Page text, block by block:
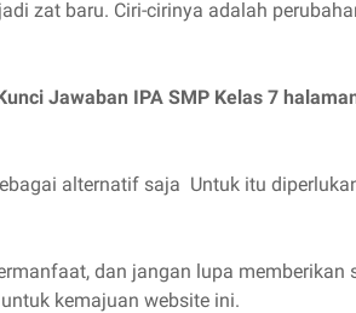
zat baru. Ciri-cirinya adalah
Jawaban IPA SMP Kelas 7
alternatif saja Untuk itu
dan jangan lupa
kemajuan website ini.